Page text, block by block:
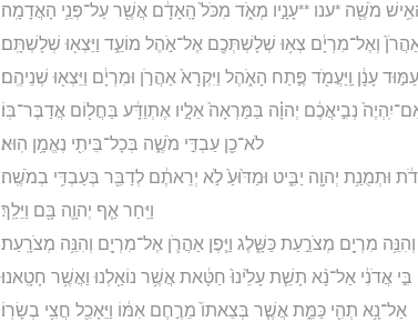
מֹשֶׁ֖ה *ענו **עָנָ֣יו מְאֹ֑ד מִכֹּל֙ הָֽאָדָ֔ם אֲשֶׁ֖ר עַל־פְּנֵ֥י הָאֲדָמָֽה׃
וְאֶל־מִרְיָ֔ם צְא֥וּ שְׁלָשְׁתְּכֶ֖ם אֶל־אֹ֣הֶל מוֹעֵ֑ד וַיֵּצְא֖וּ שְׁלָשְׁתָּֽם׃
עָנָ֔ן וַֽיַּעֲמֹ֖ד פֶּ֣תַח הָאֹ֑הֶל וַיִּקְרָא֙ אַהֲרֹ֣ן וּמִרְיָ֔ם וַיֵּצְא֖וּ שְׁנֵיהֶֽם׃
נְבִ֣יאֲכֶ֔ם יְהוָ֗ה בַּמַּרְאָה֙ אֵלָ֣יו אֶתְוַדָּ֔ע בַּחֲל֖וֹם אֲדַבֶּר־בּֽוֹ׃
לֹא־כֵ֖ן עַבְדִּ֣י מֹשֶׁ֑ה בְּכָל־בֵּיתִ֖י נֶאֱמָ֥ן הֽוּא׃
וּתְמֻנַ֥ת יְהוָ֖ה יַבִּ֑יט וּמַדּ֙וּעַ֙ לֹ֣א יְרֵאתֶ֔ם לְדַבֵּ֖ר בְּעַבְדִּ֥י בְמֹשֶֽׁה׃
וַיִּֽחַר אַ֧ף יְהוָ֛ה בָּ֖ם וַיֵּלַֽךְ׃
מִרְיָ֖ם מְצֹרַ֣עַת כַּשָּׁ֑לֶג וַיִּ֧פֶן אַהֲרֹ֛ן אֶל־מִרְיָ֖ם וְהִנֵּ֥ה מְצֹרָֽעַת׃
אֲדֹנִ֔י אַל־נָ֨א תָשֵׁ֤ת עָלֵ֙ינוּ֙ חַטָּ֔את אֲשֶׁ֥ר נוֹאַ֖לְנוּ וַאֲשֶׁ֥ר חָטָֽאנוּ׃
אַל־נָ֥א תְהִ֖י כַּמֵּ֑ת אֲשֶׁ֤ר בְּצֵאתוֹ֙ מֵרֶ֣חֶם אִמּ֔וֹ וַיֵּאָכֵ֖ל חֲצִ֥י בְשָׂרֽוֹ׃